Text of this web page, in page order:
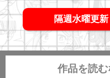
隔週水曜更
作品を読む